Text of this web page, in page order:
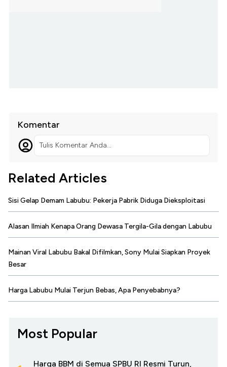
Komentar
Tulis Komentar Anda...
Related Articles
Sisi Gelap Demam Labubu: Pekerja Pabrik Diduga Dieksploitasi
Alasan Ilmiah Kenapa Orang Dewasa Tergila-Gila dengan Labubu
Mainan Viral Labubu Bakal Difilmkan, Sony Mulai Siapkan Proyek
Besar
Harga Labubu Mulai Terjun Bebas, Apa Penyebabnya?
Most Popular
Harga BBM di Semua SPBU RI Resmi Turun,